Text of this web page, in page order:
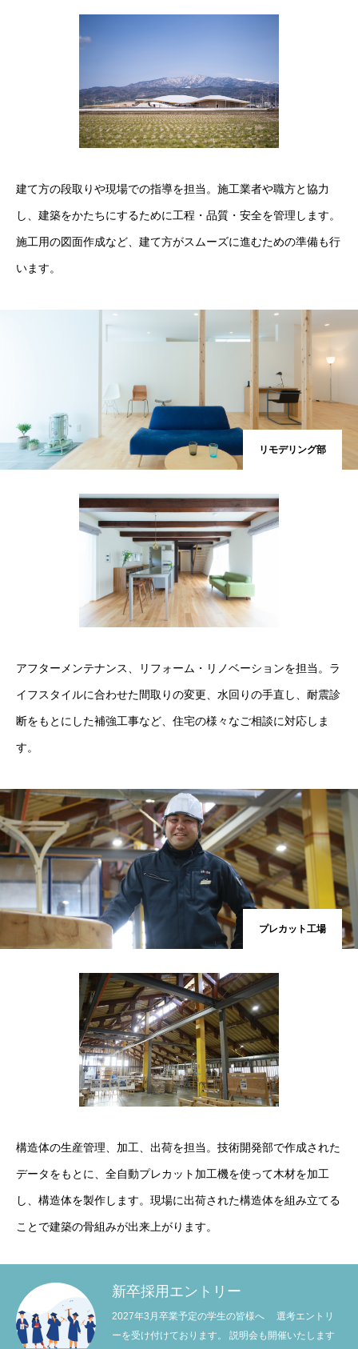
建て方の段取りや現場での指導を担当。施工業者や職方と協力
し、建築をかたちにするために工程・品質・安全を管理します。
施工用の図面作成など、建て方がスムーズに進むための準備も行
います。
リモデリング部
アフターメンテナンス、リフォーム・リノベーションを担当。ラ
イフスタイルに合わせた間取りの変更、水回りの手直し、耐震診
断をもとにした補強工事など、住宅の様々なご相談に対応しま
す。
プレカット工場
構造体の生産管理、加工、出荷を担当。技術開発部で作成された
データをもとに、全自動プレカット加工機を使って木材を加工
し、構造体を製作します。現場に出荷された構造体を組み立てる
ことで建築の骨組みが出来上がります。
新卒採用エントリー
2027年3月卒業予定の学生の皆様へ 選考エントリ
ーを受け付けております。 説明会も開催いたします